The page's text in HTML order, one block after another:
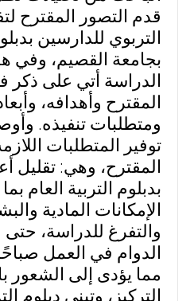
قدم التصور المقترح
التربوي للدارسين
بجامعة القصيم، وفي
الدراسة أتي على ذكر
المقترح وأهدافه،
ومتطلبات تنفيذه.
توفير المتطلبات
المقترح، وهي: تقليل
بدبلوم التربية العام
الإمكانات المادية
والتفرغ للدراسة،
الدوام في العمل
مما يؤدى إلى الشعور